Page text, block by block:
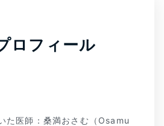
ロフィール
た医師：桑満おさむ（Osamu